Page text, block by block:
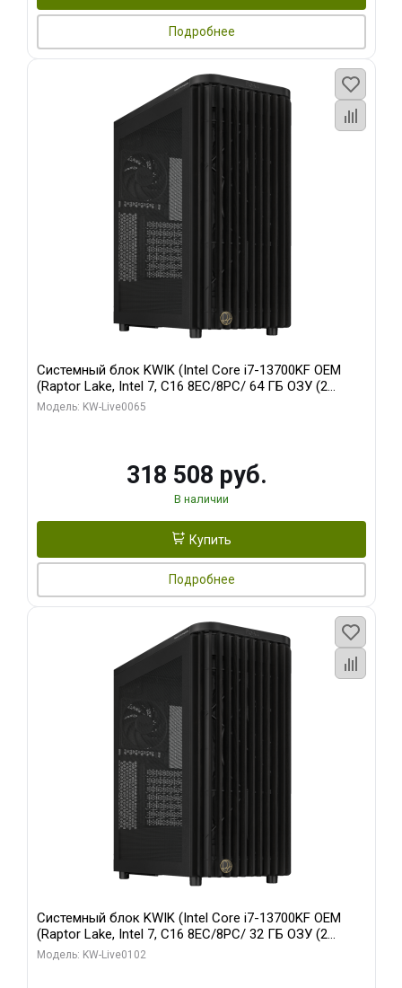
Подробнее
Системный блок KWIK (Intel Core i7-13700KF OEM
(Raptor Lake, Intel 7, C16 8EC/8PC/ 64 ГБ ОЗУ (2
модуля)/ ASUS RTX5080 PROART OC 16GB GDDR7
Модель: KW-Live0065
318 508 руб.
В наличии
Купить
Подробнее
Системный блок KWIK (Intel Core i7-13700KF OEM
(Raptor Lake, Intel 7, C16 8EC/8PC/ 32 ГБ ОЗУ (2
модуля)/ Afox RTX4090 24GB GDDR6X 384-Bit 3xDP
Модель: KW-Live0102